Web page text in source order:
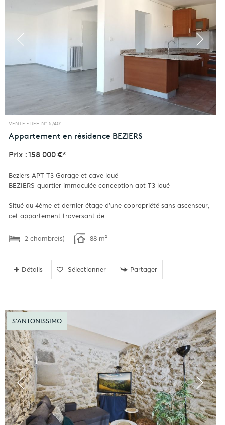
VENTE - REF. N° 57401
Appartement en résidence BEZIERS
Prix : 158 000 €*
Beziers APT T3 Garage et cave loué
BEZIERS-quartier immaculée conception apt T3 loué
Situé au 4ème et dernier étage d'une copropriété sans ascenseur,
cet appartement traversant de...
2 chambre(s) 88 m²
Détails Sélectionner Partager
S'ANTONISSIMO